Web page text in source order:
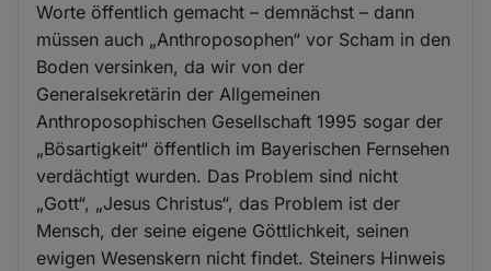
Worte öffentlich gemacht – demnächst – dann
müssen auch „Anthroposophen“ vor Scham in den
Boden versinken, da wir von der
Generalsekretärin der Allgemeinen
Anthroposophischen Gesellschaft 1995 sogar der
„Bösartigkeit“ öffentlich im Bayerischen Fernsehen
verdächtigt wurden. Das Problem sind nicht
„Gott“, „Jesus Christus“, das Problem ist der
Mensch, der seine eigene Göttlichkeit, seinen
ewigen Wesenskern nicht findet. Steiners Hinweis